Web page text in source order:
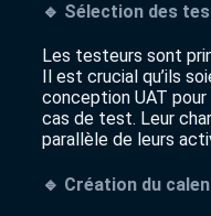
🔹 Sélection des
Les testeurs sont
Il est crucial qu’ils
conception UAT pour
cas de test. Leur
parallèle de leurs
🔹 Création du